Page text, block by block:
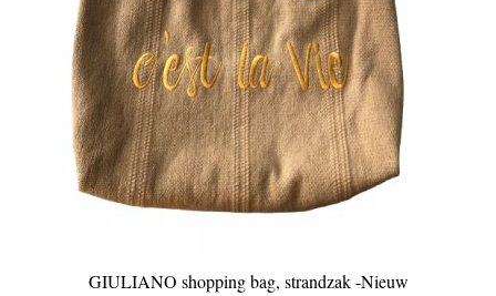
GIULIANO shopping bag, strandzak -Nieuw